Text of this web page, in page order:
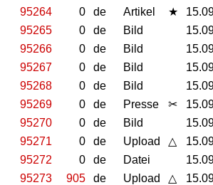
95264
0 de Artikel ★
95265
0 de Bild
95266
0 de Bild
95267
0 de Bild
95268
0 de Bild
95269
0 de Presse ✂
95270
0 de Bild
95271
0 de Upload △
95272
0 de Datei
95273
905 de Upload △